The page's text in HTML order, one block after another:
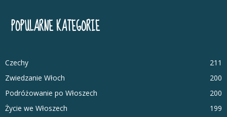
POPULARNE KATEGORIE
Czechy
211
Zwiedzanie Włoch
200
Podróżowanie po Włoszech
200
Życie we Włoszech
199